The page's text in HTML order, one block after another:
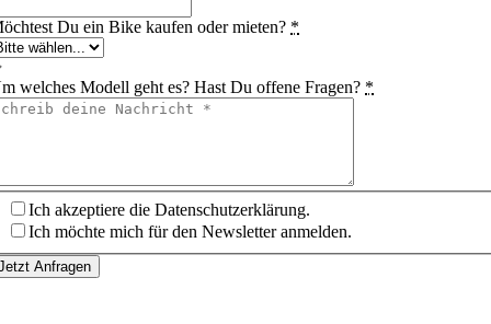
Du ein Bike kaufen oder mieten? *
welches Modell geht es? Hast Du offene Fragen? *
Ich akzeptiere die Datenschutzerklärung.
Ich möchte mich für den Newsletter anmelden.
Anfragen